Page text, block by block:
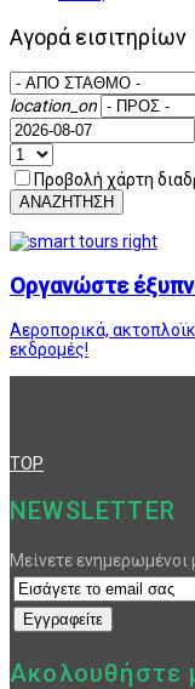
Αγορά εισιτηρίων
location_on
Προβολή χάρτη
ΑΝΑΖΗΤΗΣΗ
Οργανώστε
Αεροπορικά,
εκδρομές!
TOP
NEWSLETTER
Μείνετε ενημερωμένοι
Ακολουθήστε